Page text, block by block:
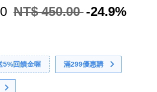
NT$ 450.00 -24.9%
5%回饋金喔 滿299優惠購